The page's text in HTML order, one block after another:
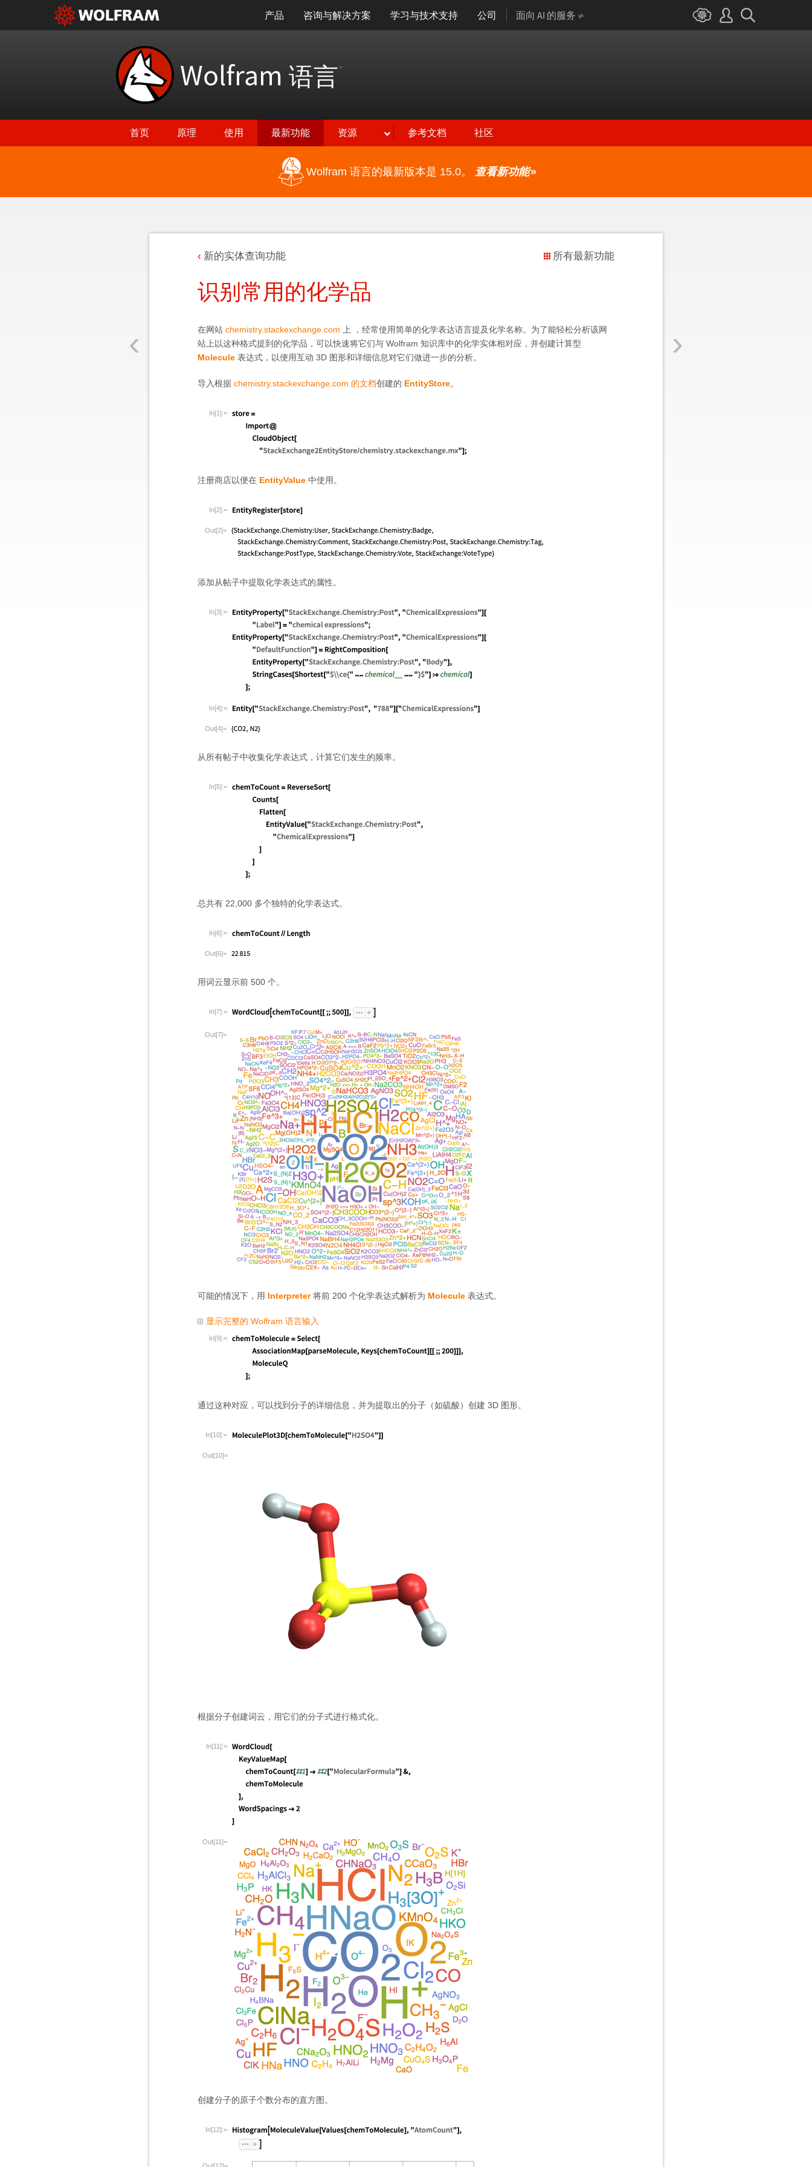
产品 咨询与解决方案 学习与技术支持 公司 面向 AI 的服务
Wolfram 语言™
首页 原理 使用 最新功能 资源 参考文档 社区
Wolfram 语言的最新版本是 15.0。 查看新功能»
‹ ›
新的实体查询功能 所有最新功能
识别常用的化学品
在网站 chemistry.stackexchange.com 上 ，经常使用简单的化学表达语言提及化学名称。为了能轻松分析该网
站上以这种格式提到的化学品，可以快速将它们与 Wolfram 知识库中的化学实体相对应，并创建计算型
Molecule 表达式，以便用互动 3D 图形和详细信息对它们做进一步的分析。
导入根据 chemistry.stackexchange.com 的文档创建的 EntityStore。
In[1]:=
注册商店以便在 EntityValue 中使用。
In[2]:=
Out[2]=
添加从帖子中提取化学表达式的属性。
In[3]:=
In[4]:=
Out[4]=
从所有帖子中收集化学表达式，计算它们发生的频率。
In[5]:=
总共有 22,000 多个独特的化学表达式。
In[6]:=
Out[6]=
用词云显示前 500 个。
In[7]:=
Out[7]=
可能的情况下，用 Interpreter将前 200 个化学表达式解析为 Molecule 表达式。
显示完整的 Wolfram 语言输入
In[9]:=
通过这种对应，可以找到分子的详细信息，并为提取出的分子（如硫酸）创建 3D 图形。
In[10]:=
Out[10]=
根据分子创建词云，用它们的分子式进行格式化。
In[11]:=
Out[11]=
创建分子的原子个数分布的直方图。
In[12]:=